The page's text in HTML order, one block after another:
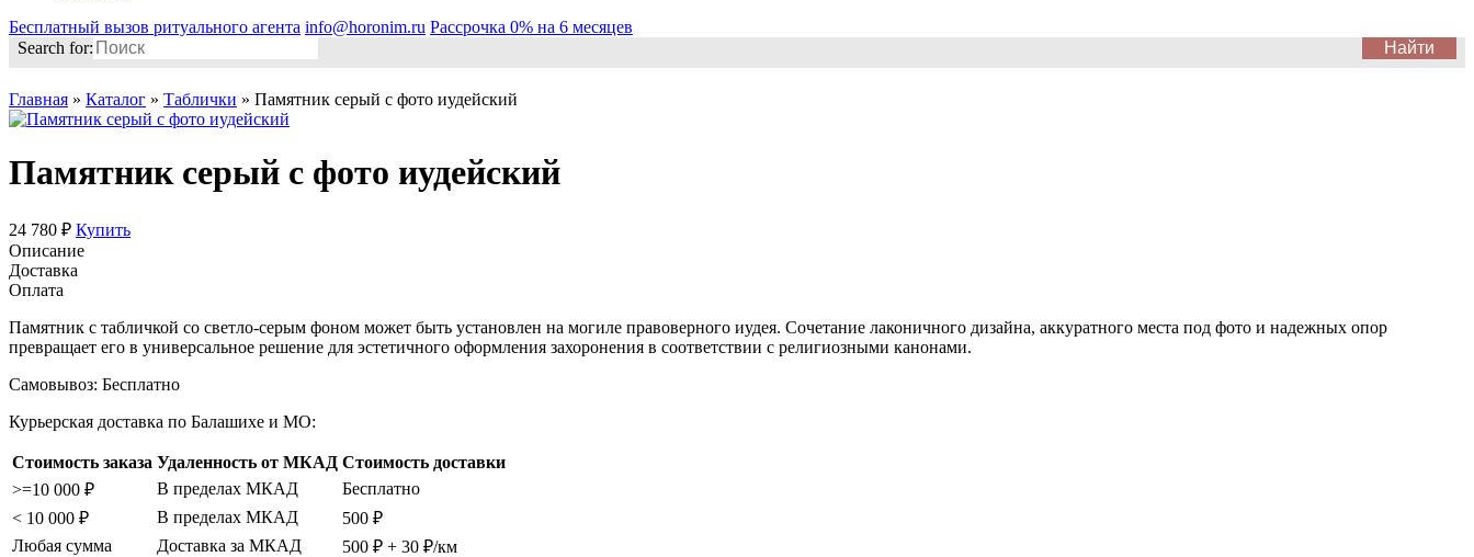
Бесплатный вызов ритуального агента info@horonim.ru Рассрочка 0% на 6 месяцев
Search for:
Главная » Каталог » Таблички » Памятник серый с фото иудейский
Памятник серый с фото иудейский
24 780 ₽ Купить
Описание
Доставка
Оплата
Памятник с табличкой со светло-серым фоном может быть установлен на могиле правоверного иудея. Сочетание лаконичного дизайна, аккуратного места под фото и надежных опор
превращает его в универсальное решение для эстетичного оформления захоронения в соответствии с религиозными канонами.
Самовывоз: Бесплатно
Курьерская доставка по Балашихе и МО:
Стоимость заказа Удаленность от МКАД Стоимость доставки
>=10 000 ₽
В пределах МКАД
Бесплатно
< 10 000 ₽
В пределах МКАД
500 ₽
Любая сумма
Доставка за МКАД 500 ₽ + 30 ₽/км